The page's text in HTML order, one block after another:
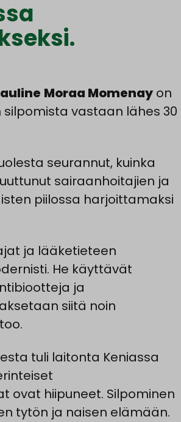
Moraa Momenay on
vastaan lähes 30
seurannut, kuinka
sairaanhoitajien ja
piilossa harjoittamaksi
ja lääketieteen
He käyttävät
ja
siitä noin
tuli laitonta Keniassa
ovat hiipuneet. Silpominen
tytön ja naisen elämään.